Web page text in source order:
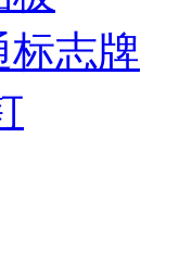
标志牌